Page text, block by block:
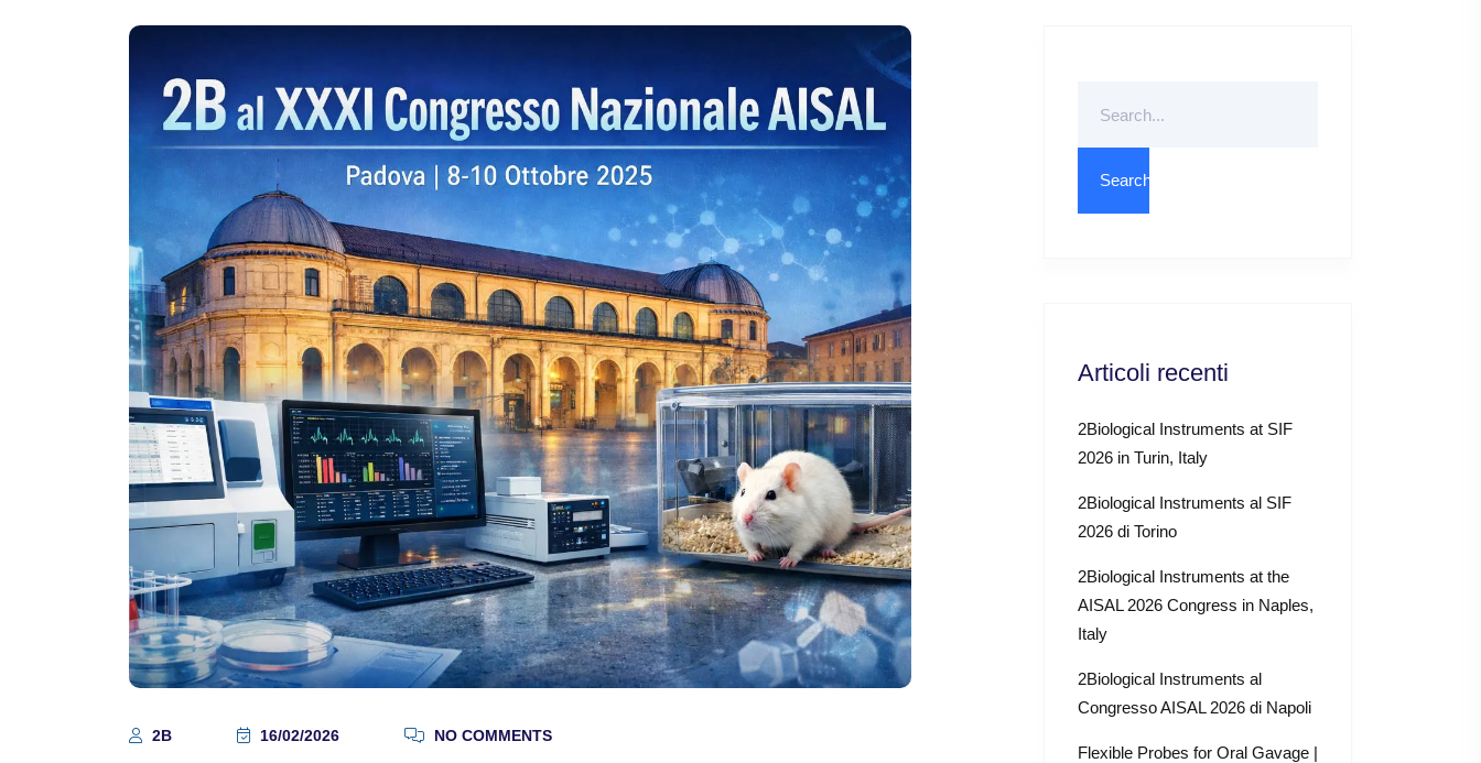
2B 16/02/2026 NO COMMENTS
Articoli recenti
2Biological Instruments at SIF
2026 in Turin, Italy
2Biological Instruments al SIF
2026 di Torino
2Biological Instruments at the
AISAL 2026 Congress in Naples,
Italy
2Biological Instruments al
Congresso AISAL 2026 di Napoli
Flexible Probes for Oral Gavage |